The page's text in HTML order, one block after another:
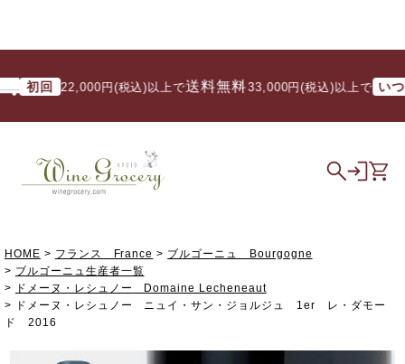
回 22,000円(税込)以上で送料無料/ 33,000円(税込)以上で いつでも
HOME フランス France
ブルゴーニュ Bourgogne
ブルゴーニュ生産者一覧
ドメーヌ・レシュノー Domaine Lecheneaut
ドメーヌ・レシュノー ニュイ・サン・ジョルジュ 1er レ・ダモー
ド 2016